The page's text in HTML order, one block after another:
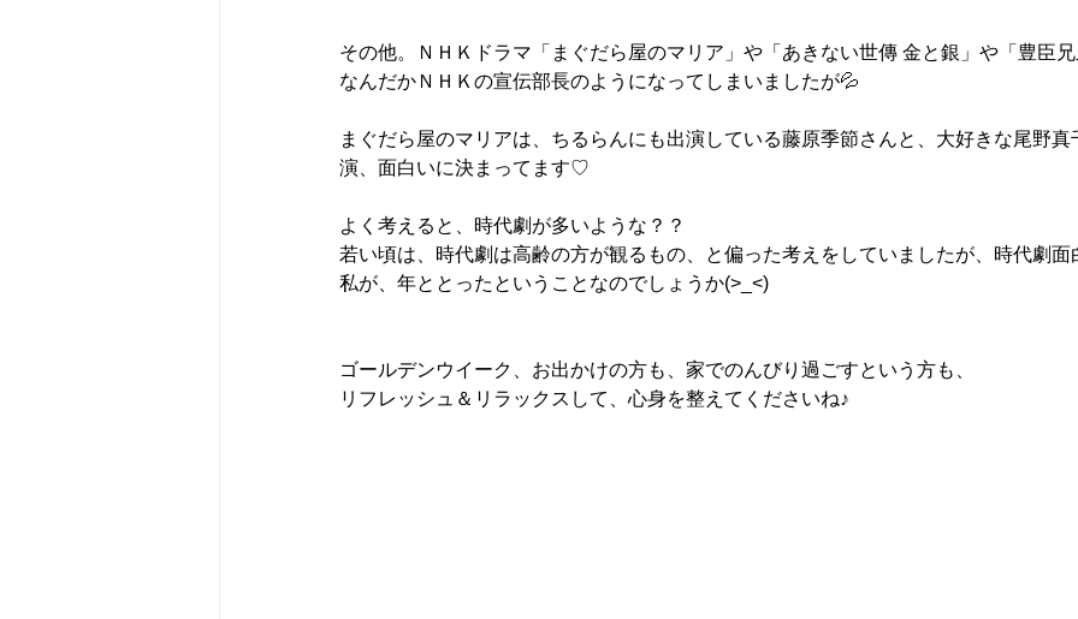
その他。ＮＨＫドラマ「まぐだら屋のマリア」や「あきない世傳 金と銀」や「豊臣
なんだかＮＨＫの宣伝部長のようになってしまいましたが💦
まぐだら屋のマリアは、ちるらんにも出演している藤原季節さんと、大好きな尾野真
演、面白いに決まってます♡
よく考えると、時代劇が多いような？？
若い頃は、時代劇は高齢の方が観るもの、と偏った考えをしていましたが、時代劇
私が、年ととったということなのでしょうか(>_<)
ゴールデンウイーク、お出かけの方も、家でのんびり過ごすという方も、
リフレッシュ＆リラックスして、心身を整えてくださいね♪